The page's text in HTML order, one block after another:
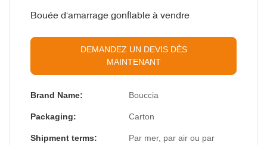
Bouée d'amarrage gonflable à vendre
DEMANDEZ UN DEVIS DÈS
MAINTENANT
Brand Name: Bouccia
Packaging: Carton
Shipment terms:
Par mer, par air ou par